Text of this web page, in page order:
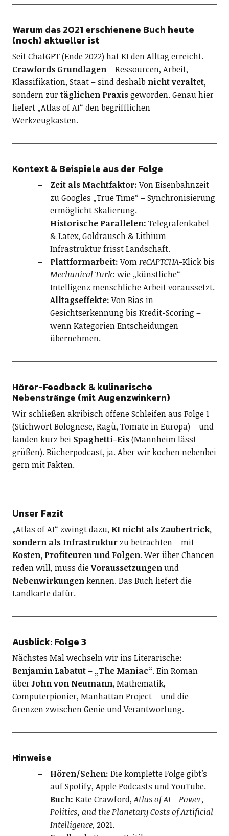
Warum das 2021 erschienene Buch heute
(noch) aktueller ist
Seit ChatGPT (Ende 2022) hat KI den Alltag erreicht.
Crawfords Grundlagen– Ressourcen, Arbeit,
Klassifikation, Staat – sind deshalb nicht veraltet,
sondern zurtäglichen Praxisgeworden. Genau hier
liefert „Atlas of AI“ den begrifflichen
Werkzeugkasten.
Kontext & Beispiele aus der Folge
Zeit als Machtfaktor:Von Eisenbahnzeit
zu Googles „True Time“ – Synchronisierung
ermöglicht Skalierung.
Historische Parallelen: Telegrafenkabel
& Latex, Goldrausch & Lithium –
Infrastruktur frisst Landschaft.
Plattformarbeit:VomreCAPTCHA-Klick bis
Mechanical Turk: wie „künstliche“
Intelligenz menschliche Arbeit voraussetzt.
Alltagseffekte:Von Bias in
Gesichtserkennung bis Kredit-Scoring –
wenn Kategorien Entscheidungen
übernehmen.
Hörer-Feedback & kulinarische
Nebenstränge (mit Augenzwinkern)
Wir schließen akribisch offene Schleifen aus Folge 1
(Stichwort Bolognese, Ragù, Tomate in Europa) – und
landen kurz bei Spaghetti-Eis(Mannheim lässt
grüßen). Bücherpodcast, ja. Aber wir kochen nebenbei
gern mit Fakten.
Unser Fazit
„Atlas of AI“ zwingt dazu, KI nicht als Zaubertrick,
sondern als Infrastrukturzu betrachten – mit
Kosten, Profiteuren und Folgen. Wer über Chancen
reden will, muss dieVoraussetzungenund
Nebenwirkungenkennen. Das Buch liefert die
Landkarte dafür.
Ausblick: Folge 3
Nächstes Mal wechseln wir ins Literarische:
Benjamin Labatut – „The Maniac“. Ein Roman
überJohn von Neumann, Mathematik,
Computerpionier, Manhattan Project – und die
Grenzen zwischen Genie und Verantwortung.
Hinweise
Hören/Sehen: Die komplette Folge gibt’s
auf Spotify, Apple Podcasts und YouTube.
Buch: Kate Crawford,Atlas of AI – Power,
Politics, and the Planetary Costs of Artificial
Intelligence, 2021.